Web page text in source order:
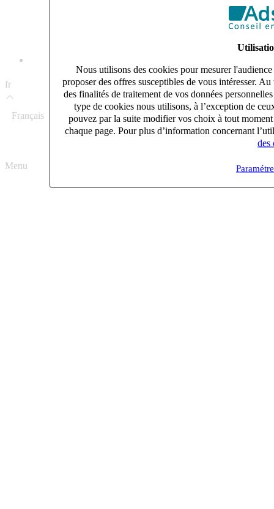
Nous utilisons des cookies pour mesurer
proposer des offres susceptibles de vous intéresser.
des finalités de traitement de vos données
type de cookies nous utilisons, à l’exception de
pouvez par la suite modifier vos choix à tout
chaque page. Pour plus d’information concernant
des
fr
Français English
Menu